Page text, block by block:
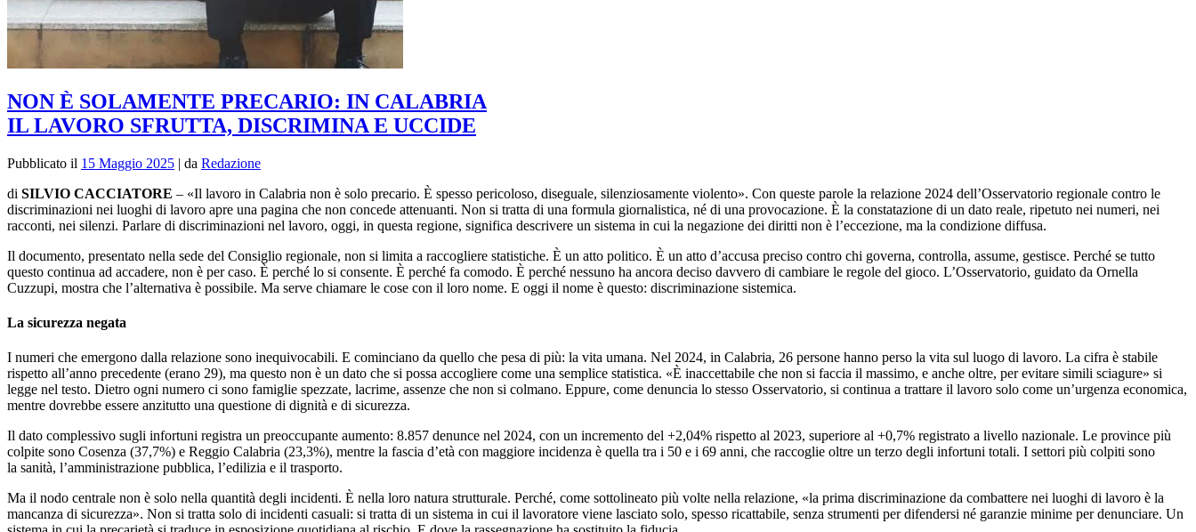
NON È SOLAMENTE PRECARIO: IN CALABRIA
IL LAVORO SFRUTTA, DISCRIMINA E UCCIDE
Pubblicato il 15 Maggio 2025 | da Redazione
di SILVIO CACCIATORE – «Il lavoro in Calabria non è solo precario. È spesso pericoloso, diseguale, silenziosamente violento». Con queste parole la relazione 2024 dell’Osservatorio regionale contro le
discriminazioni nei luoghi di lavoro apre una pagina che non concede attenuanti. Non si tratta di una formula giornalistica, né di una provocazione. È la constatazione di un dato reale, ripetuto nei numeri, nei
racconti, nei silenzi. Parlare di discriminazioni nel lavoro, oggi, in questa regione, significa descrivere un sistema in cui la negazione dei diritti non è l’eccezione, ma la condizione diffusa.
Il documento, presentato nella sede del Consiglio regionale, non si limita a raccogliere statistiche. È un atto politico. È un atto d’accusa preciso contro chi governa, controlla, assume, gestisce. Perché se tutto
questo continua ad accadere, non è per caso. È perché lo si consente. È perché fa comodo. È perché nessuno ha ancora deciso davvero di cambiare le regole del gioco. L’Osservatorio, guidato da Ornella
Cuzzupi, mostra che l’alternativa è possibile. Ma serve chiamare le cose con il loro nome. E oggi il nome è questo: discriminazione sistemica.
La sicurezza negata
I numeri che emergono dalla relazione sono inequivocabili. E cominciano da quello che pesa di più: la vita umana. Nel 2024, in Calabria, 26 persone hanno perso la vita sul luogo di lavoro. La cifra è stabile
rispetto all’anno precedente (erano 29), ma questo non è un dato che si possa accogliere come una semplice statistica. «È inaccettabile che non si faccia il massimo, e anche oltre, per evitare simili sciagure» si
legge nel testo. Dietro ogni numero ci sono famiglie spezzate, lacrime, assenze che non si colmano. Eppure, come denuncia lo stesso Osservatorio, si continua a trattare il lavoro solo come un’urgenza economica,
mentre dovrebbe essere anzitutto una questione di dignità e di sicurezza.
Il dato complessivo sugli infortuni registra un preoccupante aumento: 8.857 denunce nel 2024, con un incremento del +2,04% rispetto al 2023, superiore al +0,7% registrato a livello nazionale. Le province più
colpite sono Cosenza (37,7%) e Reggio Calabria (23,3%), mentre la fascia d’età con maggiore incidenza è quella tra i 50 e i 69 anni, che raccoglie oltre un terzo degli infortuni totali. I settori più colpiti sono
la sanità, l’amministrazione pubblica, l’edilizia e il trasporto.
Ma il nodo centrale non è solo nella quantità degli incidenti. È nella loro natura strutturale. Perché, come sottolineato più volte nella relazione, «la prima discriminazione da combattere nei luoghi di lavoro è la
mancanza di sicurezza». Non si tratta solo di incidenti casuali: si tratta di un sistema in cui il lavoratore viene lasciato solo, spesso ricattabile, senza strumenti per difendersi né garanzie minime per denunciare. Un